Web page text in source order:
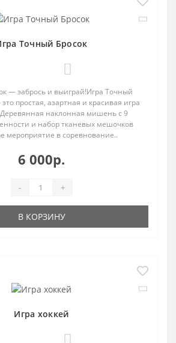
Точный Бросок
— забрось и выиграй!Игра Точный
простая, азартная и красивая игра
наклонная мишень с 9
и набор тканевых мешочков
мероприятие в соревнование..
6 000р.
- +
В КОРЗИНУ
Игра хоккей